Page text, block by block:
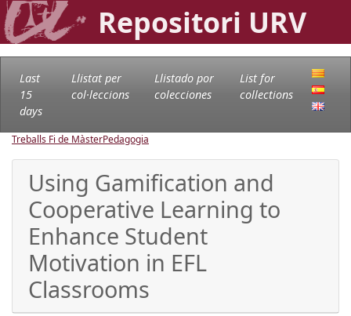
Repositori URV
Last
15
days
Llistat per
col·leccions
Llistado por
colecciones
List for
collections
Treballs Fi de MàsterPedagogia
Using Gamification and
Cooperative Learning to
Enhance Student
Motivation in EFL
Classrooms